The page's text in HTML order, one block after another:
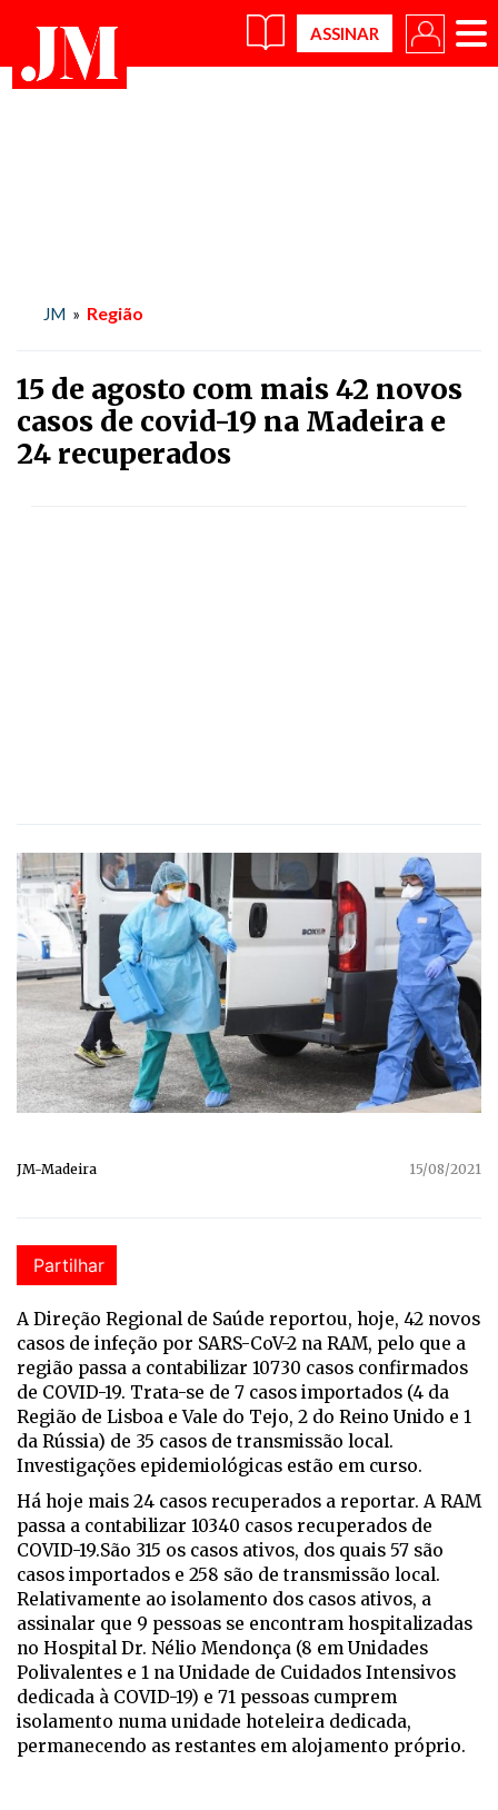
×
JM » Região
15 de agosto com mais 42 novos
casos de covid-19 na Madeira e
24 recuperados
JM-Madeira 15/08/2021
Partilhar
A Direção Regional de Saúde reportou, hoje, 42 novos
casos de infeção por SARS-CoV-2 na RAM, pelo que a
região passa a contabilizar 10730 casos confirmados
de COVID-19. Trata-se de 7 casos importados (4 da
Região de Lisboa e Vale do Tejo, 2 do Reino Unido e 1
da Rússia) de 35 casos de transmissão local.
Investigações epidemiológicas estão em curso.
Há hoje mais 24 casos recuperados a reportar. A RAM
passa a contabilizar 10340 casos recuperados de
COVID-19.São 315 os casos ativos, dos quais 57 são
casos importados e 258 são de transmissão local.
Relativamente ao isolamento dos casos ativos, a
assinalar que 9 pessoas se encontram hospitalizadas
no Hospital Dr. Nélio Mendonça (8 em Unidades
Polivalentes e 1 na Unidade de Cuidados Intensivos
dedicada à COVID-19) e 71 pessoas cumprem
isolamento numa unidade hoteleira dedicada,
permanecendo as restantes em alojamento próprio.